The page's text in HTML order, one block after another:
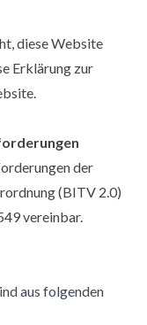
diese Website
Erklärung zur
der
(BITV 2.0)
vereinbar.
aus folgenden